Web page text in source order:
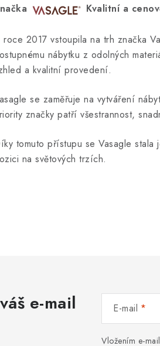
Kvalitní a
roce 2017 vstoupila na trh značka
nábytku z odolných
a kvalitní provedení.
se zaměřuje na vytváření
značky patří všestrannost,
tomuto přístupu se Vasagle
na světových trzích.
e-mail E-mail
Vložením e-